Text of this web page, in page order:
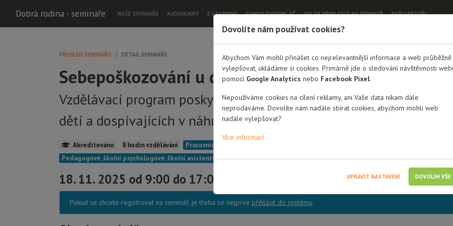
Dobrá rodina - semináře NAŠE SEMINÁŘE AUDIOKNIHY E-LEARNING SAMOSTUDIUM JAK SE PŘIHLÁSIT NA SEMINÁŘ NAŠI LEKTOŘI
PŘEHLED SEMINÁŘŮ DETAIL SEMINÁŘE
Sebepoškozování u dětí a mladistvých v NRP
Vzdělávací program poskytující hlubší a komplexní vhled do
dětí a dospívajících v náhradní rodinné péči.
Akreditováno 8 hodin vzdělávání Pracovníci Dobré rodiny
Odborníci (pracovníci OSPOD, doprov. prac., psychologové,
Pedagogové, školní psychologové, školní asistenti
18. 11. 2025 od 9:00 do 17:00 Online
Pokud se chcete registrovat na seminář, je třeba se nejprve přihlásit do systému.
Dovolíte nám používat cookies?
Abychom Vám mohli přinášet co nejrelevantnější informace a web průběžně
vylepšovat, ukládáme si cookies. Primárně jde o sledování návštěvnosti
pomocí Google Analytics nebo Facebook Pixel.
Nepoužíváme cookies na cílení reklamy, ani Vaše data nikam dále
neprodáváme. Dovolíte nám nadále sbírat cookies, abychom mohli web
nadále vylepšovat?
Více informací
UPRAVIT NASTAVENÍ DOVOLÍM VŠE